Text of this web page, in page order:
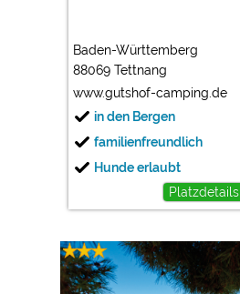
Baden-Württemberg
88069 Tettnang
www.gutshof-camping.de
in den Bergen
familienfreundlich
Hunde erlaubt
Platzdetails